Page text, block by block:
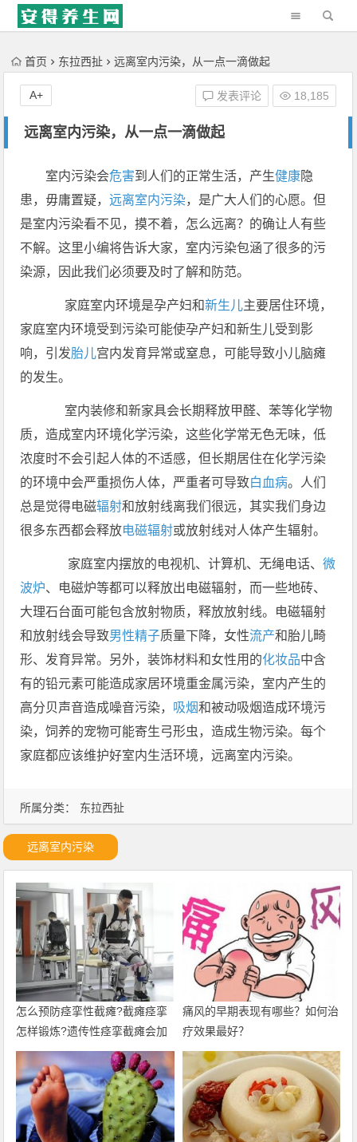
'); })();
首页 东拉西扯 远离室内污染，从一点一滴做起
远离室内污染，从一点一滴做起
发表评论 18,185
A+
所属分类： 东拉西扯
室内污染会危害到人们的正常生活，产生健康隐
患，毋庸置疑，远离室内污染，是广大人们的心愿。但
是室内污染看不见，摸不着，怎么远离？的确让人有些
不解。这里小编将告诉大家，室内污染包涵了很多的污
染源，因此我们必须要及时了解和防范。
家庭室内环境是孕产妇和新生儿主要居住环境，
家庭室内环境受到污染可能使孕产妇和新生儿受到影
响，引发胎儿宫内发育异常或窒息，可能导致小儿脑瘫
的发生。
室内装修和新家具会长期释放甲醛、苯等化学物
质，造成室内环境化学污染，这些化学常无色无味，低
浓度时不会引起人体的不适感，但长期居住在化学污染
的环境中会严重损伤人体，严重者可导致白血病。 人们
总是觉得电磁辐射和放射线离我们很远，其实我们身边
很多东西都会释放电磁辐射或放射线对人体产生辐射。
家庭室内摆放的电视机、计算机、无绳电话、微
波炉、电磁炉等都可以释放出电磁辐射，而一些地砖、
大理石台面可能包含放射物质，释放放射线。电磁辐射
和放射线会导致男性精子质量下降，女性流产和胎儿畸
形、发育异常。 另外，装饰材料和女性用的化妆品中含
有的铅元素可能造成家居环境重金属污染，室内产生的
高分贝声音造成噪音污染， 吸烟和被动吸烟造成环境污
染，饲养的宠物可能寄生弓形虫，造成生物污染。每个
家庭都应该维护好室内生活环境，远离室内污染。
远离室内污染
怎么预防痉挛性截瘫?截瘫痉挛
怎样锻炼?遗传性痉挛截瘫会加
重吗?
痛风的早期表现有哪些？如何治
疗效果最好？